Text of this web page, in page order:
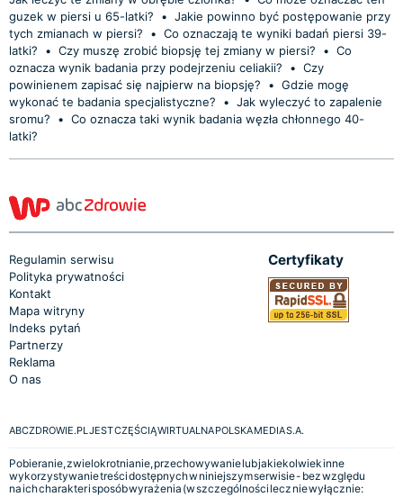
guzek w piersi u 65-latki?
• Jakie powinno być postępowanie przy
tych zmianach w piersi?
• Co oznaczają te wyniki badań piersi 39-
latki?
• Czy muszę zrobić biopsję tej zmiany w piersi? • Co
oznacza wynik badania przy podejrzeniu celiakii?
• Czy
powinienem zapisać się najpierw na biopsję?
• Gdzie mogę
wykonać te badania specjalistyczne?
• Jak wyleczyć to zapalenie
sromu?
• Co oznacza taki wynik badania węzła chłonnego 40-
latki?
Regulamin serwisu
Polityka prywatności
Kontakt
Mapa witryny
Indeks pytań
Partnerzy
Reklama
O nas
Certyfikaty
ABCZDROWIE.PL JEST CZĘŚCIĄ WIRTUALNA POLSKA MEDIA S.A.
Pobieranie, zwielokrotnianie, przechowywanie lub jakiekolwiek inne
wykorzystywanie treści dostępnych w niniejszym serwisie - bez względu
na ich charakter i sposób wyrażenia (w szczególności lecz nie wyłącznie: